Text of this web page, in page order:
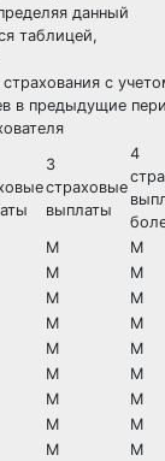
данный
таблицей,
с
в предыдущие
3
страховые
выплаты
4
М
М
М
М
М
М
М
М
М
М
М
М
М
М
М
М
М
М